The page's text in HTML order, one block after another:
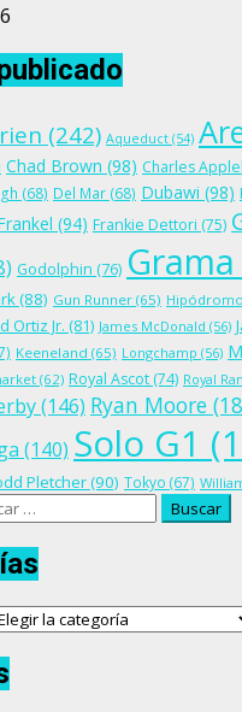
(242) Aqueduct (54)
Chad Brown (98) Charles
(68) Del Mar (68) Dubawi (98)
(94) Frankie Dettori (75)
Godolphin (76) Grama
(88) Gun Runner (65)
Ortiz Jr. (81) James McDonald (56)
Keeneland (65) Longchamp (56)
(62) Royal Ascot (74) Royal
(146) Ryan Moore
(140) Solo G1
Pletcher(90) Tokyo (67)